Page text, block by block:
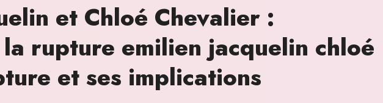
et Chloé Chevalier :
rupture emilien jacquelin chloé
et ses implications